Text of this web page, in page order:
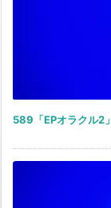
589「EPオラクル2」